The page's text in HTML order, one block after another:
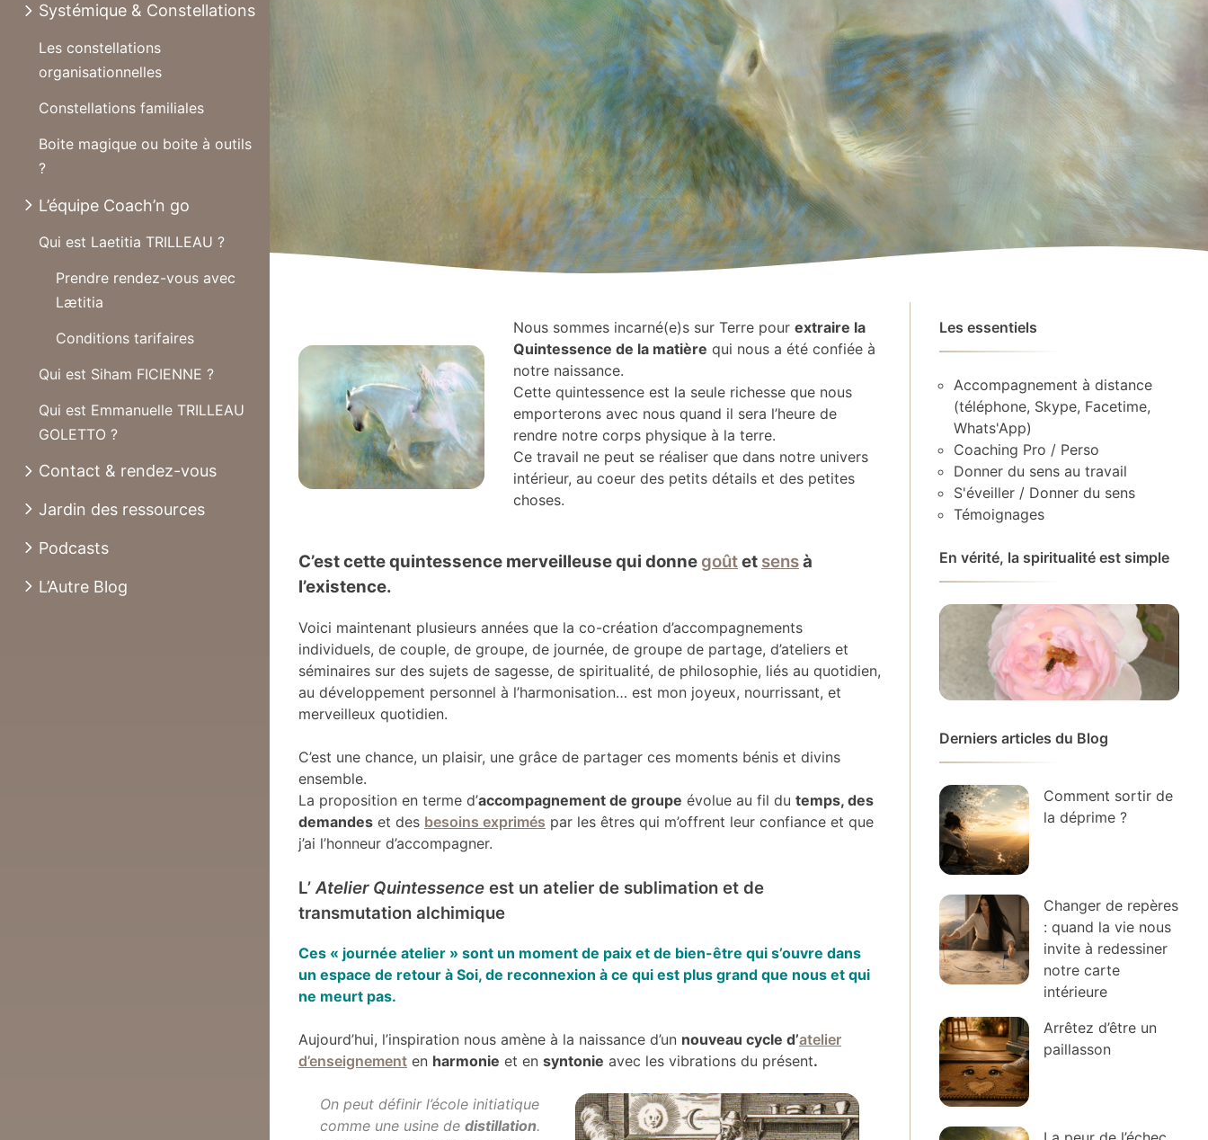
Systémique & Constellations
Les constellations
organisationnelles
Constellations familiales
Boite magique ou boite à outils
?
L’équipe Coach’n go
Qui est Laetitia TRILLEAU ?
Prendre rendez-vous avec
Lætitia
Conditions tarifaires
Qui est Siham FICIENNE ?
Qui est Emmanuelle TRILLEAU
GOLETTO ?
Contact & rendez-vous
Jardin des ressources
Podcasts
L’Autre Blog
Nous sommes incarné(e)s sur Terre pourextraire la
Quintessence de la matière qui nous a été confiée à
notre naissance.
Cette quintessence est la seule richesse que nous
emporterons avec nous quand il sera l’heure de
rendre notre corps physique à la terre.
Ce travail ne peut se réaliser que dans notre univers
intérieur, au coeur des petits détails et des petites
choses.
C’est cette quintessence merveilleuse qui donne goûtet sensà
l’existence.
Voici maintenant plusieurs années que la co-création d’accompagnements
individuels, de couple, de groupe, de journée, de groupe de partage, d’ateliers et
séminaires sur des sujets de sagesse, de spiritualité, de philosophie, liés au quotidien,
au développement personnel à l’harmonisation… est mon joyeux, nourrissant, et
merveilleux quotidien.
C’est une chance, un plaisir, une grâce de partager ces moments bénis et divins
ensemble.
La proposition en terme d’accompagnement de groupe évolue au fil du temps, des
demandes et des besoins exprimés par les êtres qui m’offrent leur confiance et que
j’ai l’honneur d’accompagner.
L’Atelier Quintessence est un atelier de sublimation et de
transmutation alchimique
Ces « journée atelier » sont un moment de paix et de bien-être qui s’ouvre dans
un espace de retour à Soi, de reconnexion à ce qui est plus grand que nous et qui
ne meurt pas.
Aujourd’hui, l’inspiration nous amène à la naissance d’un nouveau cycle d’atelier
d’enseignement en harmonie et en syntonie avec les vibrations du présent.
On peut définir l’école initiatique
comme une usine de distillation.
Les essentiels
Accompagnement à distance
(téléphone, Skype, Facetime,
Whats'App)
Coaching Pro / Perso
Donner du sens au travail
S'éveiller / Donner du sens
Témoignages
En vérité, la spiritualité est simple
Derniers articles du Blog
Comment sortir de
la déprime ?
Changer de repères
: quand la vie nous
invite à redessiner
notre carte
intérieure
Arrêtez d’être un
paillasson